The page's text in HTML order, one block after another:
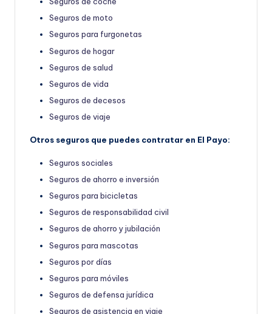
Seguros de moto
Seguros para furgonetas
Seguros de hogar
Seguros de salud
Seguros de vida
Seguros de decesos
Seguros de viaje
Otros seguros que puedes contratar en El Payo:
Seguros sociales
Seguros de ahorro e inversión
Seguros para bicicletas
Seguros de responsabilidad civil
Seguros de ahorro y jubilación
Seguros para mascotas
Seguros por días
Seguros para móviles
Seguros de defensa jurídica
Seguros de asistencia en viaje